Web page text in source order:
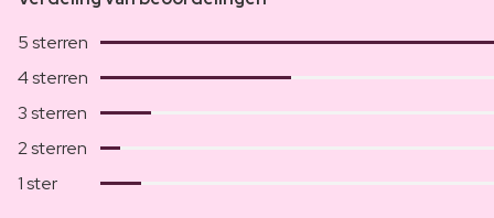
5 sterren
4 sterren
3 sterren
2 sterren
1 ster